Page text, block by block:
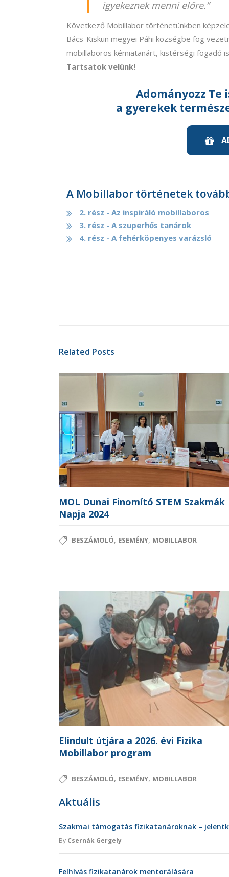
igyekeznek menni előre.”
Következő Mobillabor történetünkben
Bács-Kiskun megyei Páhi községbe fog
mobillaboros kémiatanárt, kistérségi fogadó
Tartsatok velünk!
Adományozz
a gyerekek
A Mobillabor történetek
2. rész - Az inspiráló mobillaboros
3. rész - A szuperhős tanárok
4. rész - A fehérköpenyes varázsló
Related Posts
MOL Dunai Finomító STEM Szakmák
Napja 2024
BESZÁMOLÓ, ESEMÉNY, MOBILLABOR
Elindult útjára a 2026. évi Fizika
Mobillabor program
BESZÁMOLÓ, ESEMÉNY, MOBILLABOR
Aktuális
Szakmai támogatás fizikatanároknak –
By Csernák Gergely
Felhívás fizikatanárok mentorálására